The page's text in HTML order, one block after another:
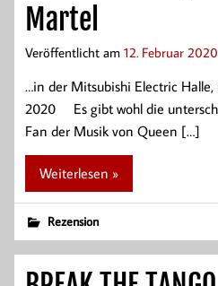
Martel
Veröffentlicht am 12. Februar 2020
…in der Mitsubishi Electric Halle,
2020 Es gibt wohl die
Fan der Musik von Queen […]
Weiterlesen »
Rezension